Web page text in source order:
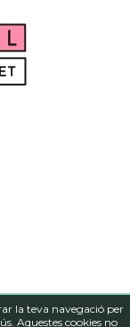
la teva navegació per
Aquestes cookies no